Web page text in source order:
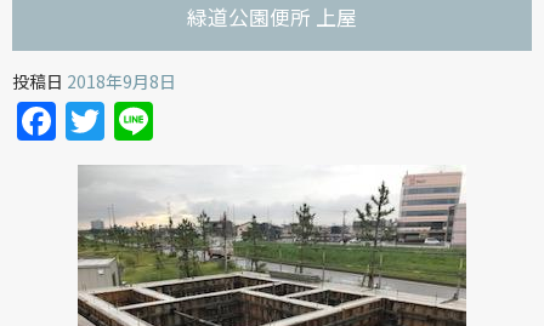
緑道公園便所 上屋
投稿日 2018年9月8日
Facebook
Twitter